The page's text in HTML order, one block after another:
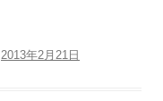
2013年2月21日